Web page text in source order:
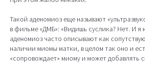
Такой аденомиоз еще называют
в фильме «ДМБ»: «Видишь суслика? Нет. И я
аденомиоз часто описывают как
наличии миомы матки, в целом так оно и
«сопровождает» миому и может добавлять